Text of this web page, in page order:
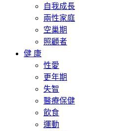
自我成長
兩性家庭
空巢期
照顧者
健 康
性愛
更年期
失智
醫療保健
飲食
運動